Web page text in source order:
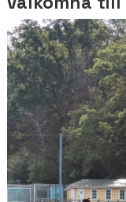
DOKUMENT
KONTAKT